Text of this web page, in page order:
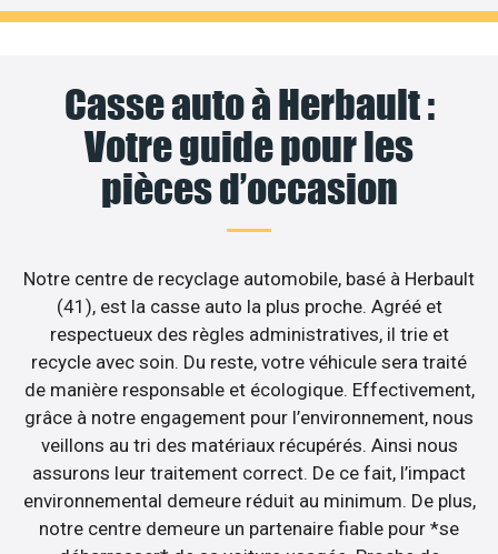
Casse auto à Herbault :
Votre guide pour les
pièces d’occasion
Notre centre de recyclage automobile, basé à Herbault
(41), est la casse auto la plus proche. Agréé et
respectueux des règles administratives, il trie et
recycle avec soin. Du reste, votre véhicule sera traité
de manière responsable et écologique. Effectivement,
grâce à notre engagement pour l’environnement, nous
veillons au tri des matériaux récupérés. Ainsi nous
assurons leur traitement correct. De ce fait, l’impact
environnemental demeure réduit au minimum. De plus,
notre centre demeure un partenaire fiable pour *se